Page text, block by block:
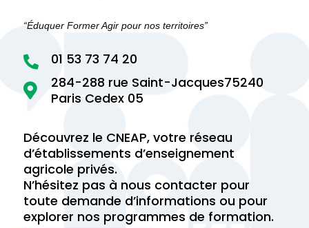
“Éduquer Former Agir pour nos territoires”


284-288 rue Saint-Jacques75240
Paris Cedex 05
01 53 73 74 20
Découvrez le CNEAP, votre réseau
d’établissements d’enseignement
agricole privés.
N’hésitez pas à nous contacter pour
toute demande d’informations ou pour
explorer nos programmes de formation.